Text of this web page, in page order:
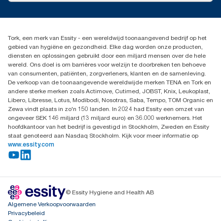
Dispenserklacht
02 766 05 30
Essity Belgium NV
Berkenlaan 8B
1831 MACHELEN
Tork, een merk van Essity - een wereldwijd toonaangevend bedrijf op het
gebied van hygiëne en gezondheid. Elke dag worden onze producten,
diensten en oplossingen gebruikt door een miljard mensen over de hele
wereld. Ons doel is om barrières voor welzijn te doorbreken ten behoeve
van consumenten, patiënten, zorgverleners, klanten en de samenleving.
De verkoop van de toonaangevende wereldwijde merken TENA en Tork en
andere sterke merken zoals Actimove, Cutimed, JOBST, Knix, Leukoplast,
Libero, Libresse, Lotus, Modibodi, Nosotras, Saba, Tempo, TOM Organic en
Zewa vindt plaats in zo'n 150 landen. In 2024 had Essity een omzet van
ongeveer SEK 146 miljard (13 miljard euro) en 36.000 werknemers. Het
hoofdkantoor van het bedrijf is gevestigd in Stockholm, Zweden en Essity
staat genoteerd aan Nasdaq Stockholm. Kijk voor meer informatie op
www.essity.com
© Essity Hygiene and Health AB
Algemene Verkoopvoorwaarden
Privacybeleid